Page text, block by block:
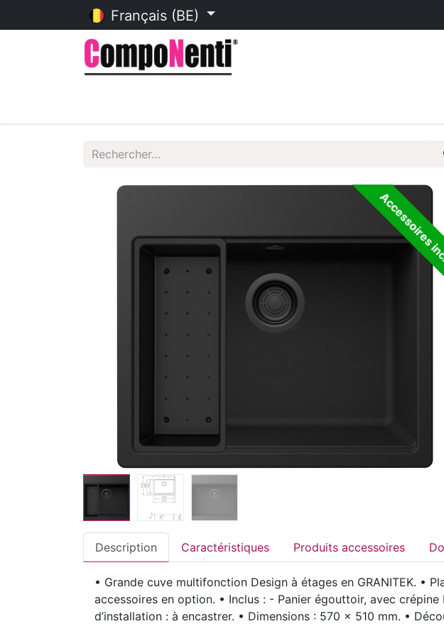
Français (BE)
Description Caractéristiques Produits accessoires
• Grande cuve multifonction Design à étages en GRANITEK. •
accessoires en option. • Inclus : - Panier égouttoir, avec
d’installation : à encastrer. • Dimensions : 570 x 510 mm. •